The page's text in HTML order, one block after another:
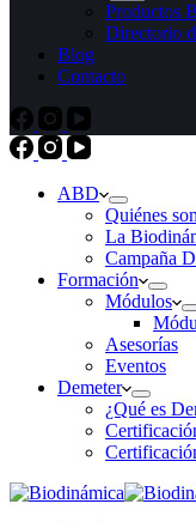
Productos
Directorio
Blog
Contacto
ABD
Quiénes
La
Campaña
Formación
Módulos
Asesorías
Eventos
Demeter
¿Qué es